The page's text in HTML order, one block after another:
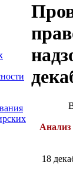
Анализ
18